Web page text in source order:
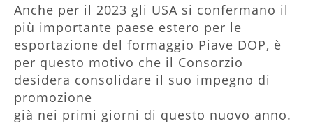
Anche per il 2023 gli USA si confermano il
più importante paese estero per le
esportazione del formaggio Piave DOP, è
per questo motivo che il Consorzio
desidera consolidare il suo impegno di
promozione
già nei primi giorni di questo nuovo anno.